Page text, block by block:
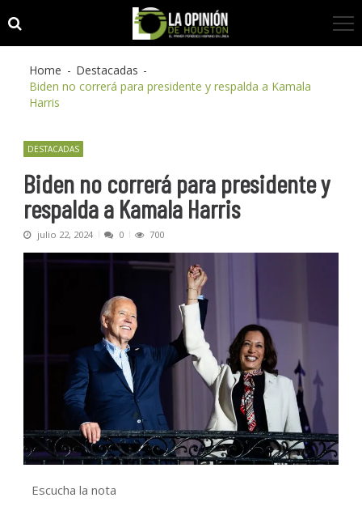
to
navigation
to
content
Home
Destacadas
Biden no correrá para presidente y respalda a Kamala
Harris
DESTACADAS
Biden no correrá para presidente y
respalda a Kamala Harris
julio 22, 2024 0 700
Escucha la nota